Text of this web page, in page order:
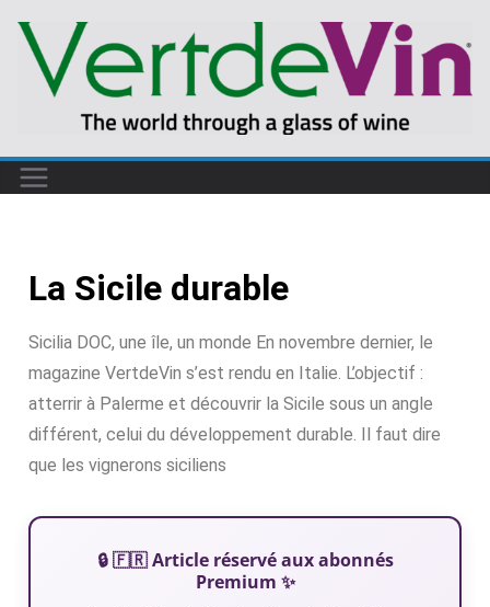
La Sicile durable
Sicilia DOC, une île, un monde En novembre dernier, le
magazine VertdeVin s’est rendu en Italie. L’objectif :
atterrir à Palerme et découvrir la Sicile sous un angle
différent, celui du développement durable. Il faut dire
que les vignerons siciliens
🔒 🇫🇷 Article réservé aux abonnés
Premium ✨